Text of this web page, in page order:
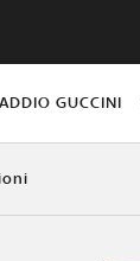
ADDIO GUCCINI